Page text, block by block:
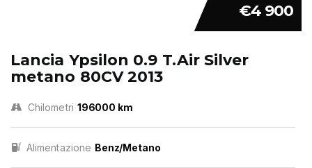
€4 900
Lancia Ypsilon 0.9 T.Air Silver
metano 80CV 2013
Chilometri 196000 km
Alimentazione Benz/Metano